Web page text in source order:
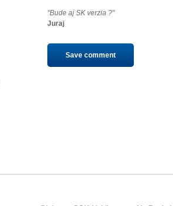
"Bude aj SK verzia ?"
Juraj
Save comment